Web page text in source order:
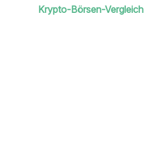
Krypto-Börsen-Vergleich